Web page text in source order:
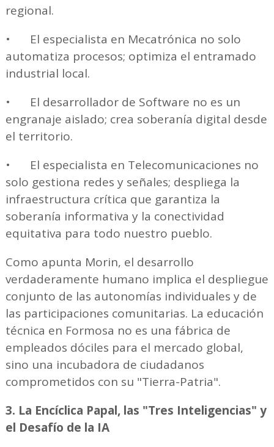
regional.
•
El especialista en Mecatrónica no solo
automatiza procesos; optimiza el entramado
industrial local.
•
El desarrollador de Software no es un
engranaje aislado; crea soberanía digital desde
el territorio.
•
El especialista en Telecomunicaciones no
solo gestiona redes y señales; despliega la
infraestructura crítica que garantiza la
soberanía informativa y la conectividad
equitativa para todo nuestro pueblo.
Como apunta Morin, el desarrollo
verdaderamente humano implica el despliegue
conjunto de las autonomías individuales y de
las participaciones comunitarias. La educación
técnica en Formosa no es una fábrica de
empleados dóciles para el mercado global,
sino una incubadora de ciudadanos
comprometidos con su "Tierra-Patria".
3. La Encíclica Papal, las "Tres Inteligencias" y
el Desafío de la IA